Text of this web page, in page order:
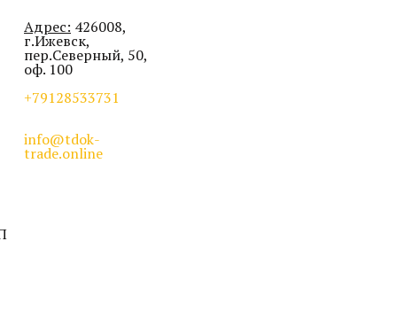
Адрес: 426008,
г.Ижевск,
пер.Северный, 50,
оф. 100
+79128533731
info@tdok-
trade.online